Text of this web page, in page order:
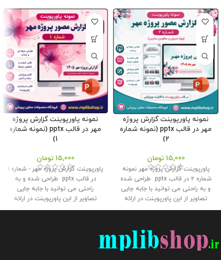
نمونه پاورپوینت گزارش پروژه
مهر در قالب pptx (نمونه شماره
2)
15,000 تومان
پاورپوینت گزارش پروژه مهر نمونه
شماره 2 در قالب pptx طراحی شده
و به راحتی می توانید با جابه جایی
تصاویر از این پاورپوینت در ارائه
گزارش پروژه مهر به اداره استفاده
در فروشگاه محصولات معاون
پرورشی طراحی و تولید گردیده است
. حجم فایل : 15 مگابایت
کلیه حقوق
نمونه پاورپوینت گزارش پروژه
مهر در قالب pptx (نمونه شماره
1)
15,000 تومان
پاورپوینت گزارش پروژه مهر - شماره 1
در قالب pptx طراحی شده و به
راحتی می توانید با جابه جایی
تصاویر از این پاورپوینت در ارائه
گزارش پروژه مهر به اداره استفاده
پرورشی طراحی و تولید گردیده است